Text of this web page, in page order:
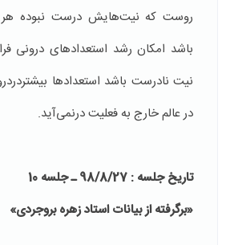
روست که نیت‌هایش درست نبوده هر
باشد امکان رشد استعدادهای درونی
نیت نادرست باشد استعدادها
در عالم خارج به فعلیت درنمی‌آید.
تاریخ جلسه : 98/8/27 ـ جلسه 10
«برگرفته از بیانات استاد زهره بروجردی»